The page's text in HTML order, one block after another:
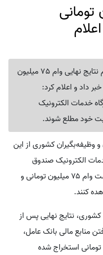
تومانی
صندوق بازنشستگی کشوری از اعلام نتایج نهایی وام 75 میلیون
داد و اعلام کرد:
خدمات الکترونیک
خود مطلع شوند.
وظیفه‌بگیران کشوری از این
الکترونیک صندوق
بازنشستگی کشوری، نتیجه درخواست وام ۷۵ میلیون تومانی و
کنند.
نتایج نهایی پس از
منابع مالی بانک عامل،
وام ۷۵ میلیون تومانی استخراج شده